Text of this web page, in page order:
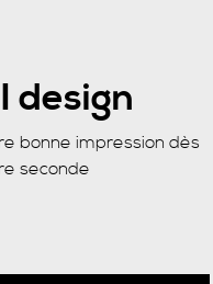
design
bonne impression dès
seconde